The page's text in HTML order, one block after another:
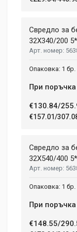
Свредло за
32X340/200 5*
1 бр.
При поръчка
€130.84/
€157.01/
Свредло за
32X540/400 5*
1 бр.
При поръчка
€148.55/